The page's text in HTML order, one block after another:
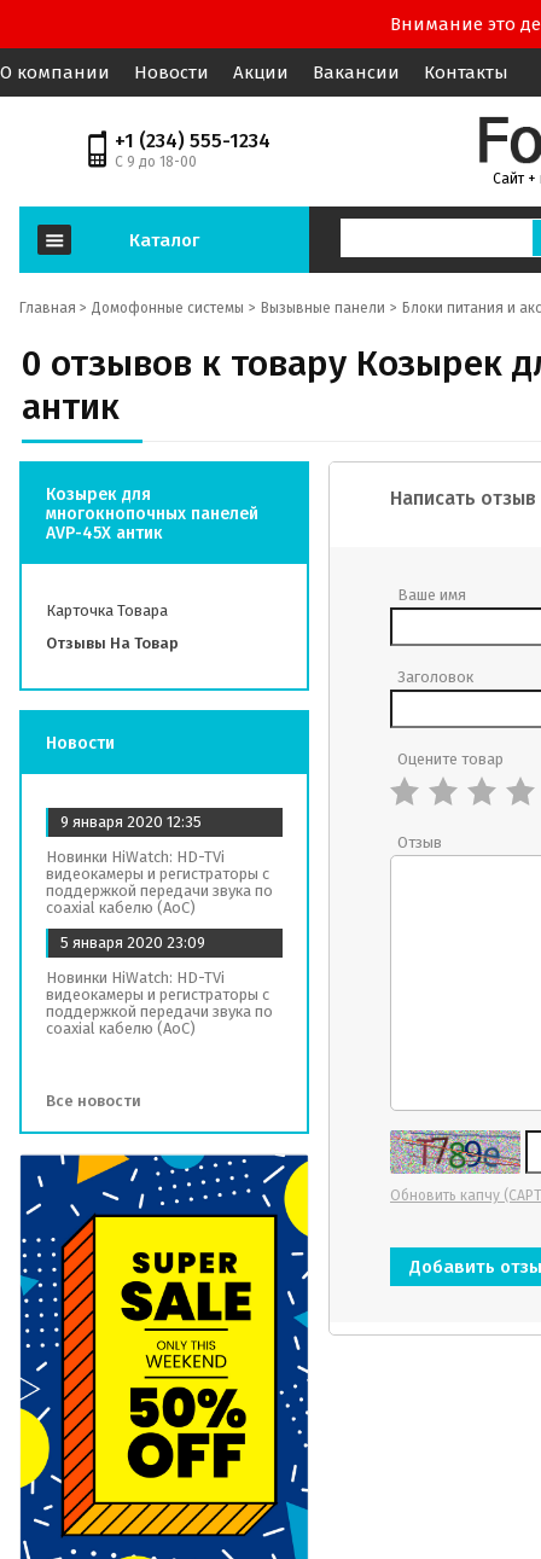
Внимание это
О компании Новости Акции Вакансии Контакты
+1 (234) 555-1234
С 9 до 18-00
Сайт +
Каталог
Главная > Домофонные системы Вызывные панели Блоки питания и
0 отзывов к товару Козырек
антик
Козырек для
многокнопочных панелей
AVP-45X антик
Карточка Товара
Отзывы На Товар
Новости
9 января 2020 12:35
Новинки HiWatch: HD-TVi
видеокамеры и регистраторы с
поддержкой передачи звука по
coaxial кабелю (AoC)
5 января 2020 23:09
Новинки HiWatch: HD-TVi
видеокамеры и регистраторы с
поддержкой передачи звука по
coaxial кабелю (AoC)
Все новости
Написать отзыв
Ваше имя
Заголовок
Оцените товар
Отзыв
Обновить капчу